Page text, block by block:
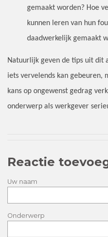
gemaakt worden? Hoe
kunnen leren van hun
daadwerkelijk gemaakt
Natuurlijk geven de tips uit dit
iets vervelends kan gebeuren,
kans op ongewenst gedrag
onderwerp als werkgever
Reactie
Uw naam
Onderwerp